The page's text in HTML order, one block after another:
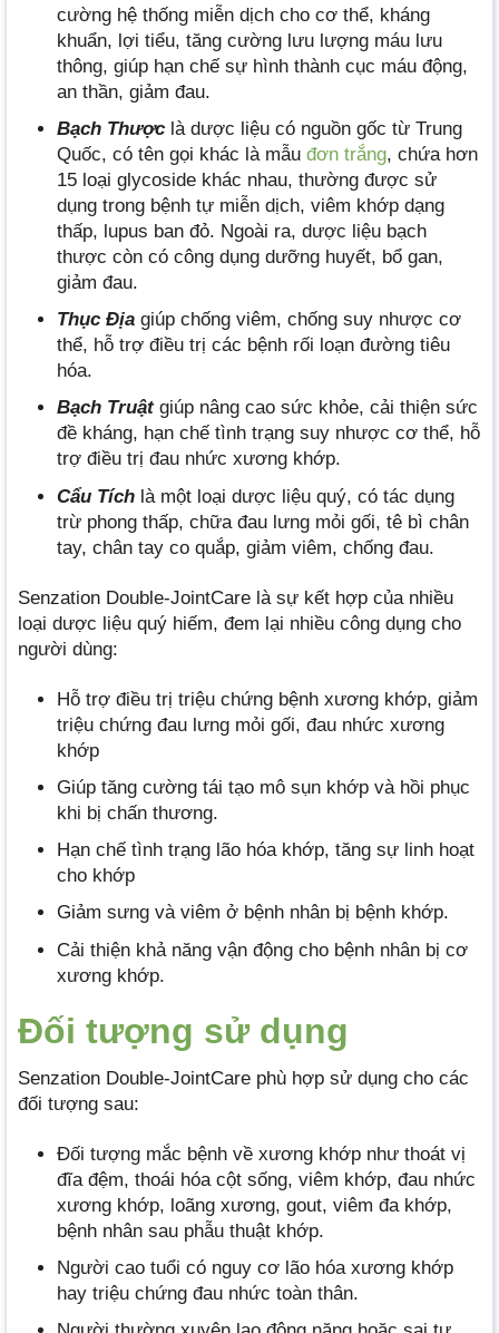
cường hệ thống miễn dịch cho cơ thể, kháng
khuẩn, lợi tiểu, tăng cường lưu lượng máu lưu
thông, giúp hạn chế sự hình thành cục máu động,
an thần, giảm đau.
Bạch Thược là dược liệu có nguồn gốc từ Trung
Quốc, có tên gọi khác là mẫu đơn trắng, chứa hơn
15 loại glycoside khác nhau, thường được sử
dụng trong bệnh tự miễn dịch, viêm khớp dạng
thấp, lupus ban đỏ. Ngoài ra, dược liệu bạch
thược còn có công dụng dưỡng huyết, bổ gan,
giảm đau.
Thục Địa giúp chống viêm, chống suy nhược cơ
thể, hỗ trợ điều trị các bệnh rối loạn đường tiêu
hóa.
Bạch Truậtgiúp nâng cao sức khỏe, cải thiện sức
đề kháng, hạn chế tình trạng suy nhược cơ thể, hỗ
trợ điều trị đau nhức xương khớp.
Cẩu Tích là một loại dược liệu quý, có tác dụng
trừ phong thấp, chữa đau lưng mỏi gối, tê bì chân
tay, chân tay co quắp, giảm viêm, chống đau.
Senzation Double-JointCare là sự kết hợp của nhiều
loại dược liệu quý hiếm, đem lại nhiều công dụng cho
người dùng:
Hỗ trợ điều trị triệu chứng bệnh xương khớp, giảm
triệu chứng đau lưng mỏi gối, đau nhức xương
khớp
Giúp tăng cường tái tạo mô sụn khớp và hồi phục
khi bị chấn thương.
Hạn chế tình trạng lão hóa khớp, tăng sự linh hoạt
cho khớp
Giảm sưng và viêm ở bệnh nhân bị bệnh khớp.
Cải thiện khả năng vận động cho bệnh nhân bị cơ
xương khớp.
Đối tượng sử dụng
Senzation Double-JointCare phù hợp sử dụng cho các
đối tượng sau:
Đối tượng mắc bệnh về xương khớp như thoát vị
đĩa đệm, thoái hóa cột sống, viêm khớp, đau nhức
xương khớp, loãng xương, gout, viêm đa khớp,
bệnh nhân sau phẫu thuật khớp.
Người cao tuổi có nguy cơ lão hóa xương khớp
hay triệu chứng đau nhức toàn thân.